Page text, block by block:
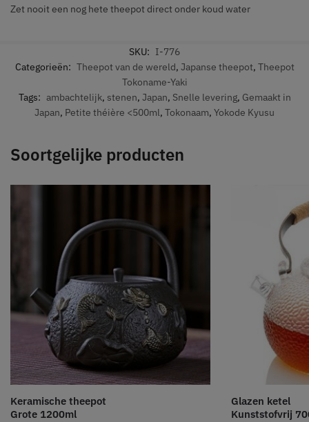
Zet nooit een nog hete theepot direct onder koud water
SKU: I-776
Categorieën: Theepot van de wereld, Japanse theepot, Theepot
Tokoname-Yaki
Tags: ambachtelijk, stenen, Japan, Snelle levering, Gemaakt in
Japan, Petite théière <500ml, Tokonaam, Yokode Kyusu
Soortgelijke producten
Keramische theepot
Grote 1200ml
Glazen ketel
Kunststofvrij